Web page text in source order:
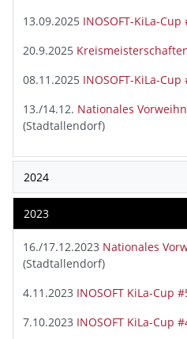
13.09.2025 INOSOFT-KiLa-Cup
20.9.2025
08.11.2025 INOSOFT-KiLa-Cup
13./14.12. Nationales
(Stadtallendorf)
2024
2023
16./17.12.2023 Nationales
(Stadtallendorf)
4.11.2023 INOSOFT KiLa-Cup
7.10.2023 INOSOFT KiLa-Cup